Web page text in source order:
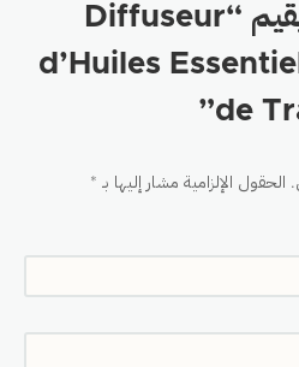
كن أول من يقيم “Diffuseur
d’Huiles
de
الحقول الإلزامية مشار إليها بـ *